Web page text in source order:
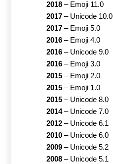
2018– Emoji 11.0
2017– Unicode 10.0
2017– Emoji 5.0
2016– Emoji 4.0
2016– Unicode 9.0
2016– Emoji 3.0
2015– Emoji 2.0
2015– Emoji 1.0
2015– Unicode 8.0
2014– Unicode 7.0
2012– Unicode 6.1
2010– Unicode 6.0
2009– Unicode 5.2
2008– Unicode 5.1